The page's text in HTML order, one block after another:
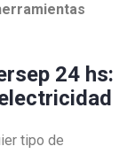
24 hs:
tipo de